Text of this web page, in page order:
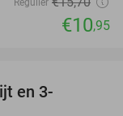
Regulier
€10,95
en 3-